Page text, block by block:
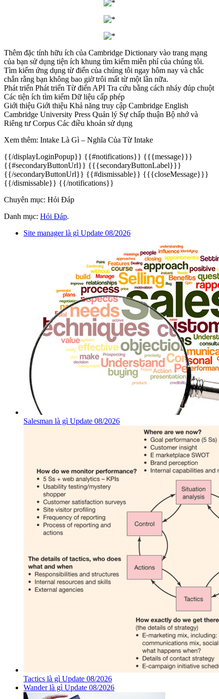
Thêm đặc tính hữu ích của Cambridge Dictionary vào trang mạng
của bạn sử dụng tiện ích khung tìm kiếm miễn phí của chúng tôi.
Tìm kiếm ứng dụng từ điển của chúng tôi ngay hôm nay và chắc
chắn rằng bạn không bao giờ trôi mất từ một lần nữa.
Phát triển Phát triển Từ điển API Tra cứu bằng cách nháy đúp chuột
Các tiện ích tìm kiếm Dữ liệu cấp phép
Giới thiệu Giới thiệu Khả năng truy cập Cambridge English
Cambridge University Press Quản lý Sự chấp thuận Bộ nhớ và
Riêng tư Corpus Các điều khoản sử dụng
Xem thêm: Intake Là Gì – Nghĩa Của Từ Intake
{{/displayLoginPopup}} {{#notifications}} {{{message}}}
{{#secondaryButtonUrl}} {{{secondaryButtonLabel}}}
{{/secondaryButtonUrl}} {{#dismissable}} {{{closeMessage}}}
{{/dismissable}} {{/notifications}}
Chuyên mục: Hỏi Đáp
Danh mục: Hỏi Đáp.
Site manager là gì Update 08/2026
Salesman là gì Update 08/2026
Tactics là gì Update 08/2026
Wander là gì Update 08/2026